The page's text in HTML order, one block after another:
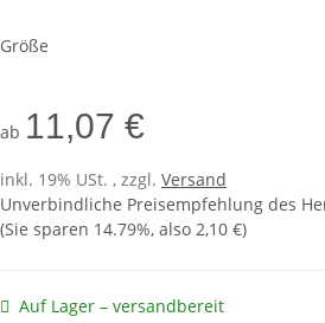
Größe
ab 11,07 €
inkl. 19% USt. , zzgl. Versand
Unverbindliche Preisempfehlung des
(Sie sparen 14.79%, also 2,10 €)
Auf Lager – versandbereit